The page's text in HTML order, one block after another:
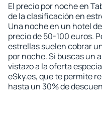
El precio por noche en
de la clasificación en
Una noche en un hotel
precio de 50-100 euros.
estrellas suelen cobrar
por noche. Si buscas un
vistazo a la oferta
eSky.es, que te permite
hasta un 30% de